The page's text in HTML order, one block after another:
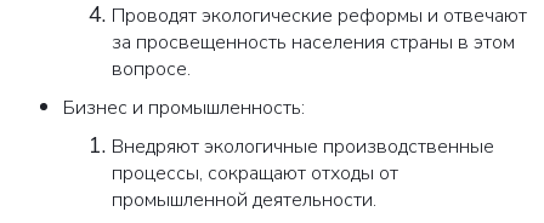
Проводят экологические реформы и отвечают
за просвещенность населения страны в этом
вопросе.
Бизнес и промышленность:
Внедряют экологичные производственные
процессы, сокращают отходы от
промышленной деятельности.